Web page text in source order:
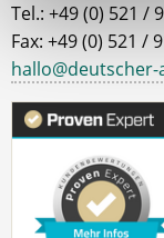
Tel.: +49 (0) 521 /
Fax: +49 (0) 521 /